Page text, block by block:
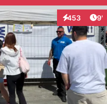
453
Interaktionen
9'